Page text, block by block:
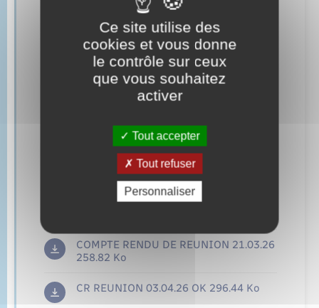
COMPTE RENDU DE REUNION 10.07.23
165.05 Ko
PV _CM_03_06_20241 217.74 Ko
COMPTE RENDU DE REUNION 30.06.25
223.29 Ko
COMPTE RENDU DE REUNION 17.11.25
COMPTE RENDU DE REUNION 21.03.26
258.82 Ko
CR REUNION 03.04.26 OK 296.44 Ko
Ce site utilise des
cookies et vous donne
le contrôle sur ceux
que vous souhaitez
activer
Tout accepter
Tout refuser
Personnaliser